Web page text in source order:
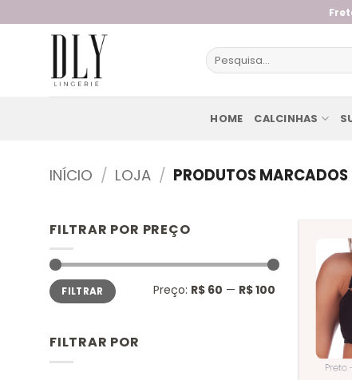
to
Pesquisar
por:
HOME CALCINHAS
INÍCIO / LOJA / PRODUTOS
FILTRAR POR PREÇO
Preço
mínimo
Preço
máximo
FILTRAR Preço: R$ 60 — R$ 100
FILTRAR POR